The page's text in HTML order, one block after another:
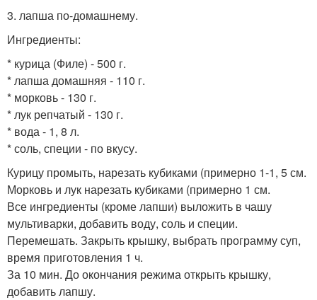
3. лапша по-домашнему.
Ингредиенты:
* курица (Филе) - 500 г.
* лапша домашняя - 110 г.
* морковь - 130 г.
* лук репчатый - 130 г.
* вода - 1, 8 л.
* соль, специи - по вкусу.
Курицу промыть, нарезать кубиками (примерно 1-1, 5 см.
Морковь и лук нарезать кубиками (примерно 1 см.
Все ингредиенты (кроме лапши) выложить в чашу
мультиварки, добавить воду, соль и специи.
Перемешать. Закрыть крышку, выбрать программу суп,
время приготовления 1 ч.
За 10 мин. До окончания режима открыть крышку,
добавить лапшу.